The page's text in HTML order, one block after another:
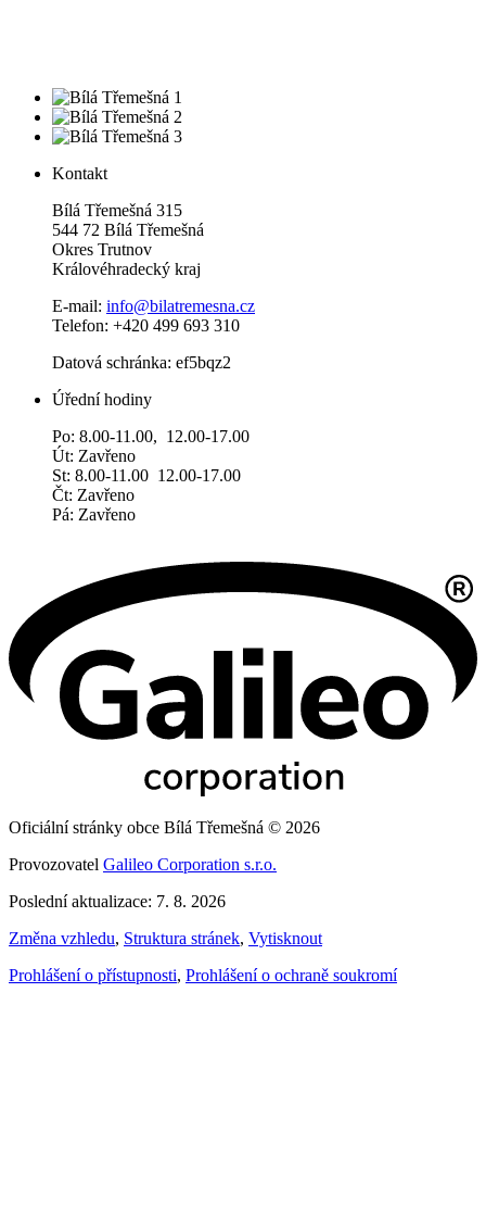
Kontakt
Bílá Třemešná 315
544 72 Bílá Třemešná
Okres Trutnov
Královéhradecký kraj
E-mail: info@bilatremesna.cz
Telefon: +420 499 693 310
Datová schránka: ef5bqz2
Úřední hodiny
Po: 8.00-11.00, 12.00-17.00
Út: Zavřeno
St: 8.00-11.00 12.00-17.00
Čt: Zavřeno
Pá: Zavřeno
Oficiální stránky obce Bílá Třemešná © 2026
Provozovatel Galileo Corporation s.r.o.
Poslední aktualizace: 7. 8. 2026
Změna vzhledu, Struktura stránek, Vytisknout
Prohlášení o přístupnosti, Prohlášení o ochraně soukromí